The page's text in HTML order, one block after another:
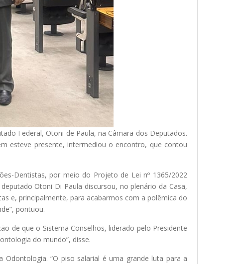
Federal, Otoni de Paula, na Câmara dos Deputados.
esteve presente, intermediou o encontro, que contou
Dentistas, por meio do Projeto de Lei nº 1365/2022
Otoni Di Paula discursou, no plenário da Casa,
e, principalmente, para acabarmos com a polêmica do
pontuou.
de que o Sistema Conselhos, liderado pelo Presidente
do mundo”, disse.
“O piso salarial é uma grande luta para a